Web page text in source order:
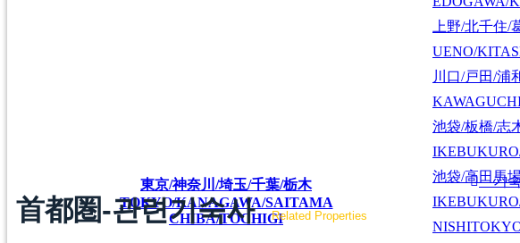
東京/神奈川/埼玉/千葉/栃木
TOKYO/KANAGAWA/SAITAMA
CHIBA/TOCHIGI
上野/北千住/
UENO/
川口/戸田/浦
池袋/板橋/志
池袋/高田馬
기숙
首都圏-관련기숙사 Related Properties